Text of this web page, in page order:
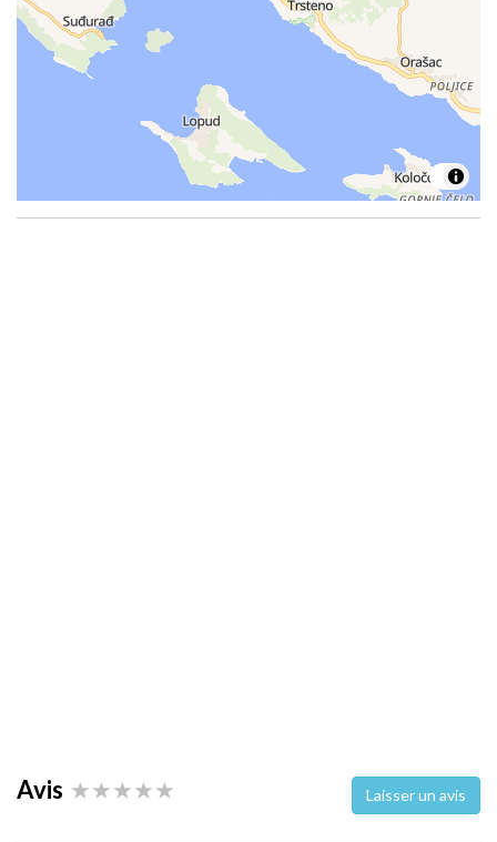
Avis Laisser un avis